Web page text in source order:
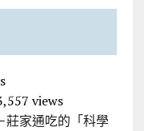
views
莊家通吃的「科學